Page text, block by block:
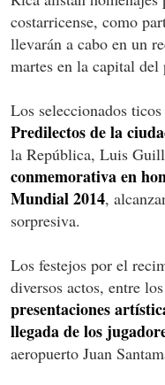
costarricense, como
llevarán a cabo en un
martes en la capital del
Los seleccionados
Predilectos de la
la República, Luis
conmemorativa en
Mundial 2014,
sorpresiva.
Los festejos por el
diversos actos, entre
presentaciones
llegada de los
aeropuerto Juan